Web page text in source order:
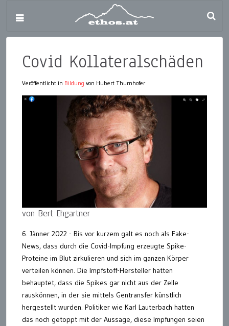
Covid Kollateralschäden
Veröffentlicht in Bildung von Hubert Thurnhofer
von Bert Ehgartner
6. Jänner 2022 - Bis vor kurzem galt es noch als Fake-
News, dass durch die Covid-Impfung erzeugte Spike-
Proteine im Blut zirkulieren und sich im ganzen Körper
verteilen können. Die Impfstoff-Hersteller hatten
behauptet, dass die Spikes gar nicht aus der Zelle
rauskönnen, in der sie mittels Gentransfer künstlich
hergestellt wurden. Politiker wie Karl Lauterbach hatten
das noch getoppt mit der Aussage, diese Impfungen seien